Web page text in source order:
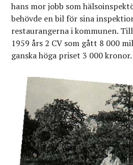
hans mor jobb som
behövde en bil för sina
restaurangerna i kommunen.
1959 års 2 CV som gått 8 000
ganska höga priset 3 000 kronor.